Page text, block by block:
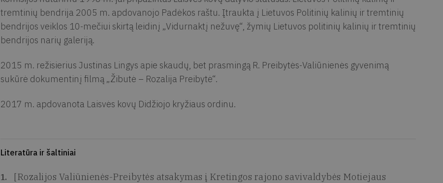
tremtinių bendrija 2005 m. apdovanojo Padėkos raštu. Įtraukta į Lietuvos Politinių kalinių ir tremtinių
bendrijos veiklos 10-mečiui skirtą leidinį „Vidurnaktį nežuvę“, žymių Lietuvos politinių kalinių ir tremtinių
bendrijos narių galeriją.
2015 m. režisierius Justinas Lingys apie skaudų, bet prasmingą R. Preibytės-Valiūnienės gyvenimą
sukūrė dokumentinį filmą „Žibutė – Rozalija Preibytė“.
2017 m. apdovanota Laisvės kovų Didžiojo kryžiaus ordinu.
Literatūra ir šaltiniai
[Rozalijos Valiūnienės-Preibytės atsakymas į Kretingos rajono savivaldybės Motiejaus